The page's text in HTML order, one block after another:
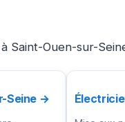
Saint-Ouen-sur-
Seine →